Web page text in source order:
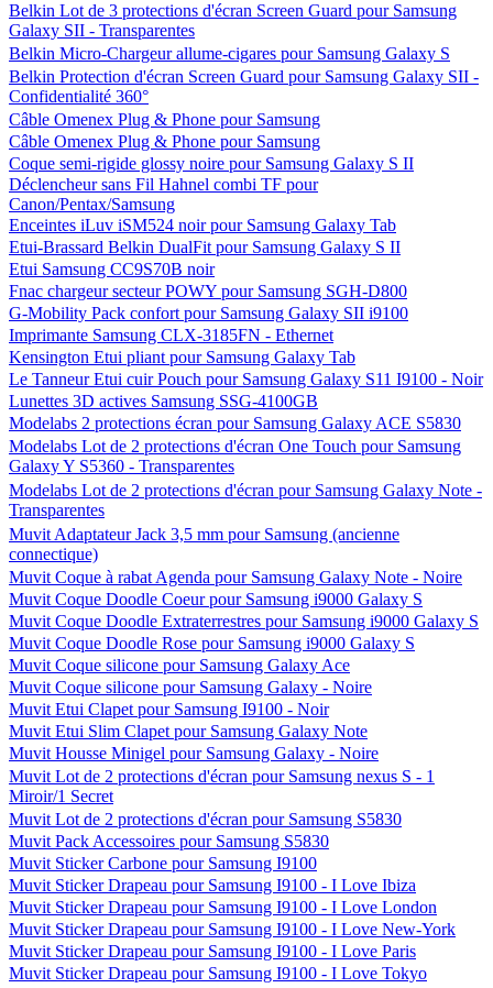
Belkin Lot de 3 protections d'écran Screen Guard pour Samsung
Galaxy SII - Transparentes
Belkin Micro-Chargeur allume-cigares pour Samsung Galaxy S
Belkin Protection d'écran Screen Guard pour Samsung Galaxy SII -
Confidentialité 360°
Câble Omenex Plug & Phone pour Samsung
Câble Omenex Plug & Phone pour Samsung
Coque semi-rigide glossy noire pour Samsung Galaxy S II
Déclencheur sans Fil Hahnel combi TF pour
Canon/Pentax/Samsung
Enceintes iLuv iSM524 noir pour Samsung Galaxy Tab
Etui-Brassard Belkin DualFit pour Samsung Galaxy S II
Etui Samsung CC9S70B noir
Fnac chargeur secteur POWY pour Samsung SGH-D800
G-Mobility Pack confort pour Samsung Galaxy SII i9100
Imprimante Samsung CLX-3185FN - Ethernet
Kensington Etui pliant pour Samsung Galaxy Tab
Le Tanneur Etui cuir Pouch pour Samsung Galaxy S11 I9100 - Noir
Lunettes 3D actives Samsung SSG-4100GB
Modelabs 2 protections écran pour Samsung Galaxy ACE S5830
Modelabs Lot de 2 protections d'écran One Touch pour Samsung
Galaxy Y S5360 - Transparentes
Modelabs Lot de 2 protections d'écran pour Samsung Galaxy Note -
Transparentes
Muvit Adaptateur Jack 3,5 mm pour Samsung (ancienne
connectique)
Muvit Coque à rabat Agenda pour Samsung Galaxy Note - Noire
Muvit Coque Doodle Coeur pour Samsung i9000 Galaxy S
Muvit Coque Doodle Extraterrestres pour Samsung i9000 Galaxy S
Muvit Coque Doodle Rose pour Samsung i9000 Galaxy S
Muvit Coque silicone pour Samsung Galaxy Ace
Muvit Coque silicone pour Samsung Galaxy - Noire
Muvit Etui Clapet pour Samsung I9100 - Noir
Muvit Etui Slim Clapet pour Samsung Galaxy Note
Muvit Housse Minigel pour Samsung Galaxy - Noire
Muvit Lot de 2 protections d'écran pour Samsung nexus S - 1
Miroir/1 Secret
Muvit Lot de 2 protections d'écran pour Samsung S5830
Muvit Pack Accessoires pour Samsung S5830
Muvit Sticker Carbone pour Samsung I9100
Muvit Sticker Drapeau pour Samsung I9100 - I Love Ibiza
Muvit Sticker Drapeau pour Samsung I9100 - I Love London
Muvit Sticker Drapeau pour Samsung I9100 - I Love New-York
Muvit Sticker Drapeau pour Samsung I9100 - I Love Paris
Muvit Sticker Drapeau pour Samsung I9100 - I Love Tokyo